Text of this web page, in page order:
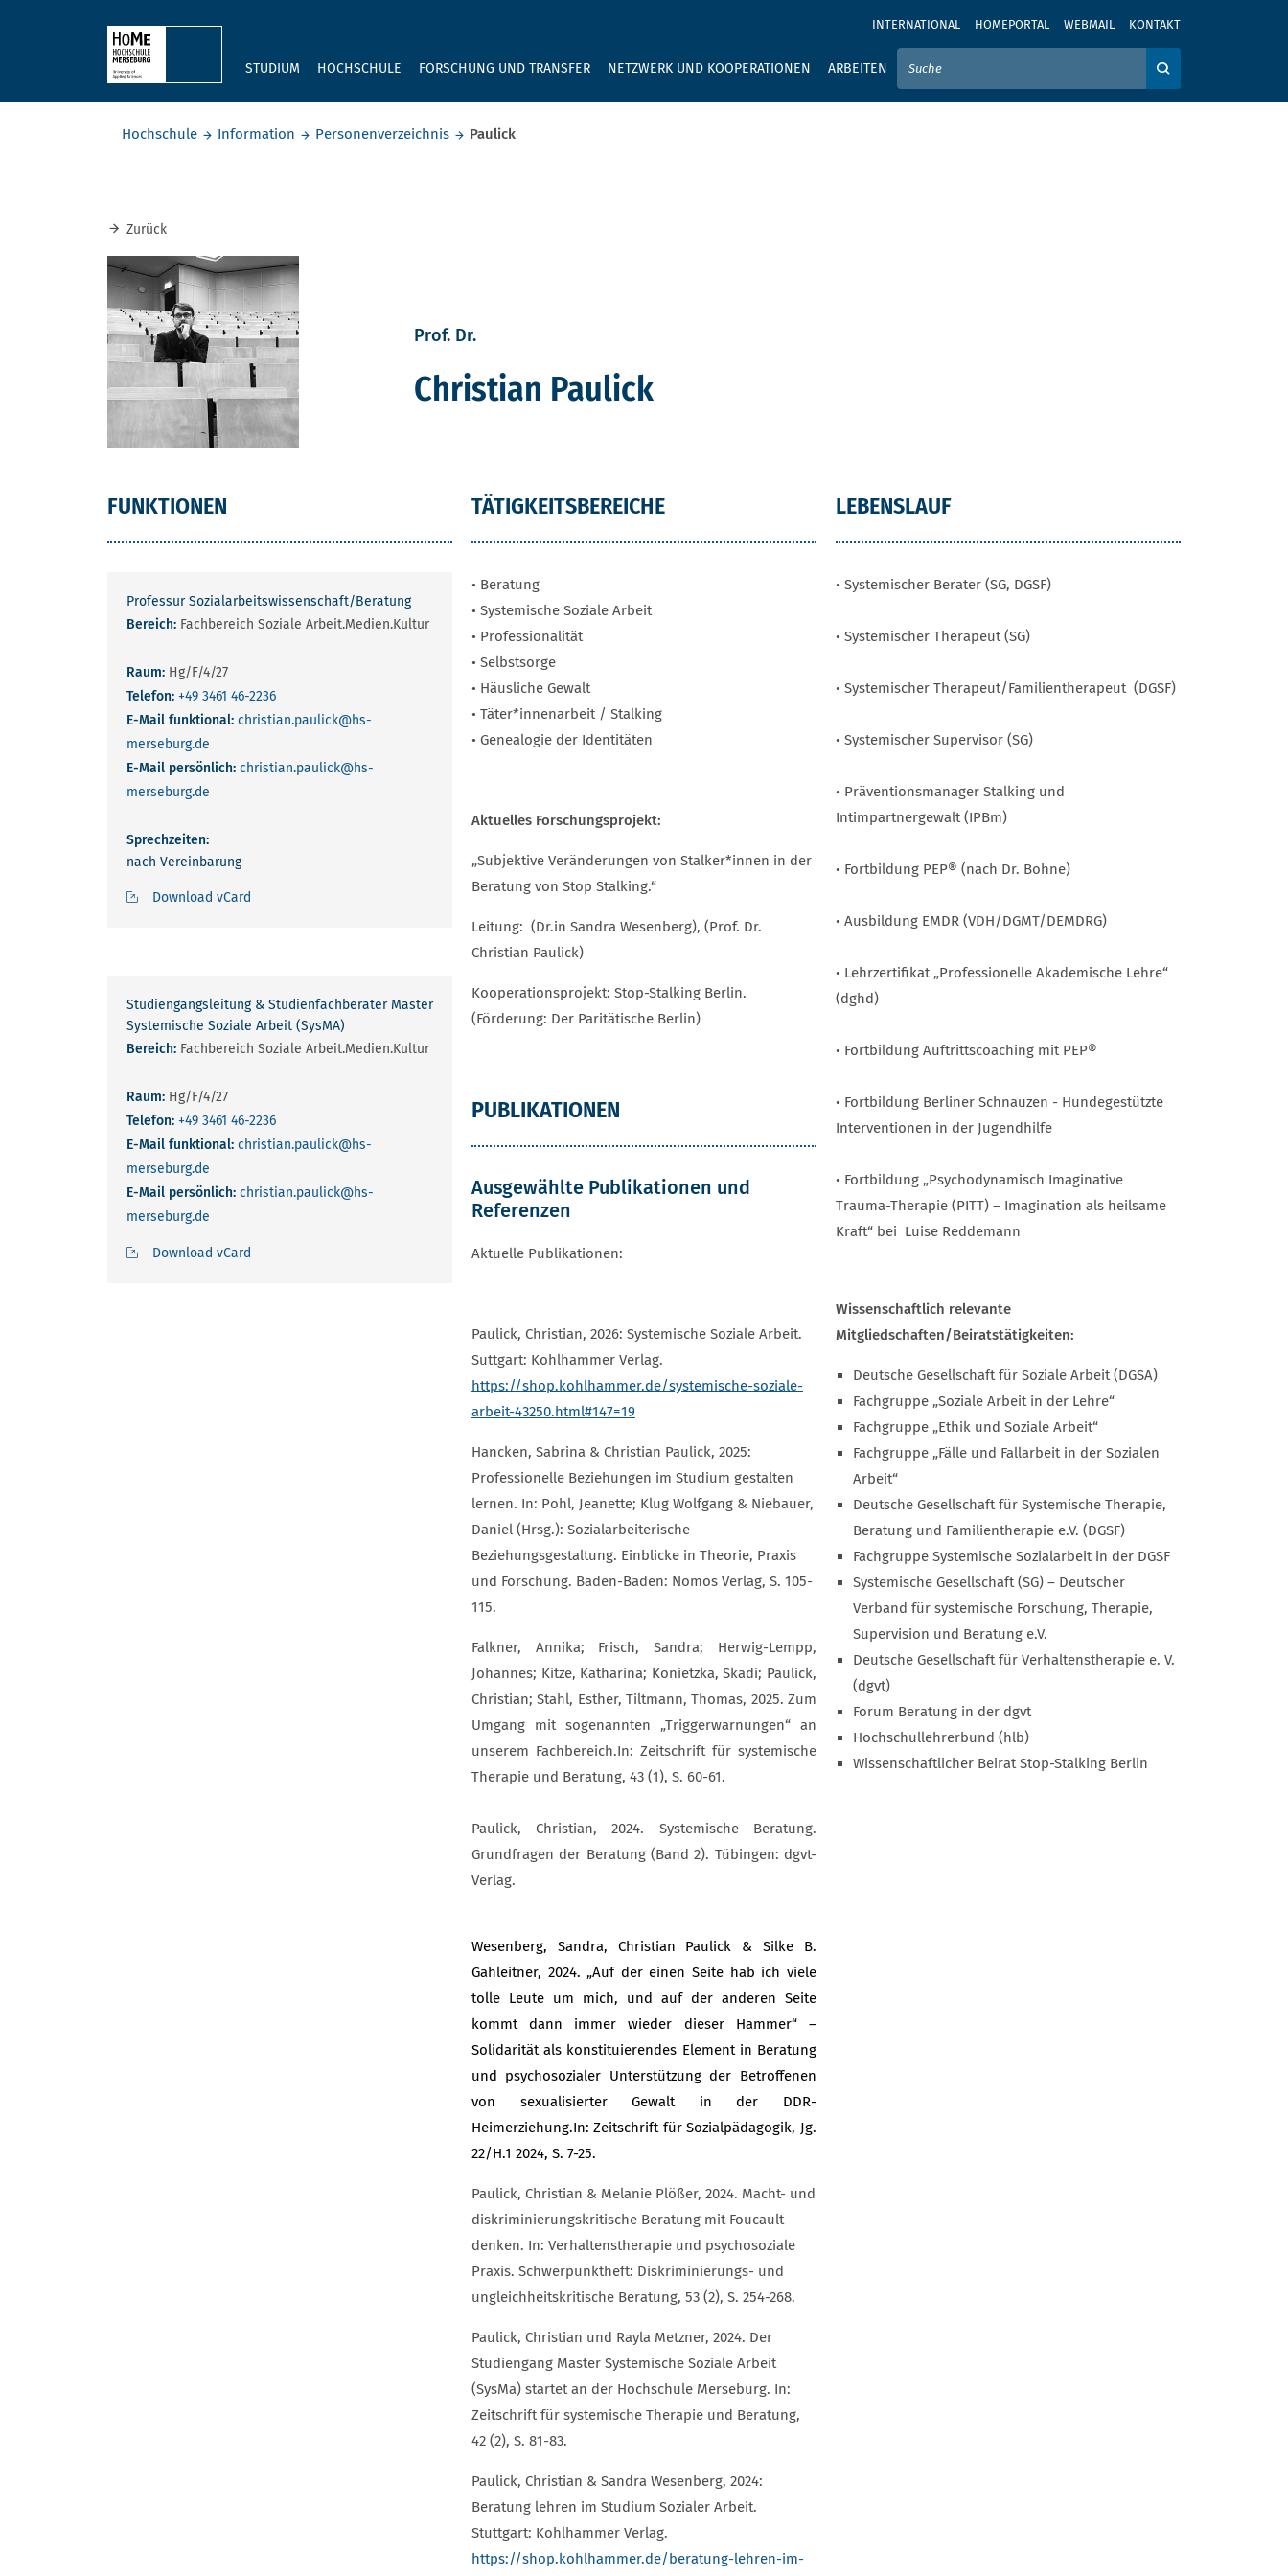
INTERNATIONAL HOMEPORTAL WEBMAIL KONTAKT
STUDIUM HOCHSCHULE FORSCHUNG UND TRANSFER NETZWERK UND KOOPERATIONEN ARBEITEN
GEBEN SIE HIER IHREN SUCHBEGRIFF EIN
Hochschule
Information Personenverzeichnis Paulick
Zurück
Prof. Dr.
Christian Paulick
FUNKTIONEN
Professur Sozialarbeitswissenschaft/Beratung
Bereich: Fachbereich Soziale Arbeit.Medien.Kultur
Raum: Hg/F/4/27
Telefon: +49 3461 46-2236
E-Mail funktional: christian.paulick@hs-
merseburg.de
E-Mail persönlich: christian.paulick@hs-
merseburg.de
Sprechzeiten:
nach Vereinbarung
Download vCard
Studiengangsleitung & Studienfachberater Master
Systemische Soziale Arbeit (SysMA)
Bereich: Fachbereich Soziale Arbeit.Medien.Kultur
Raum: Hg/F/4/27
Telefon: +49 3461 46-2236
E-Mail funktional: christian.paulick@hs-
merseburg.de
E-Mail persönlich: christian.paulick@hs-
merseburg.de
Download vCard
TÄTIGKEITSBEREICHE
• Beratung
• Systemische Soziale Arbeit
• Professionalität
• Selbstsorge
• Häusliche Gewalt
• Täter*innenarbeit / Stalking
• Genealogie der Identitäten
Aktuelles Forschungsprojekt:
„Subjektive Veränderungen von Stalker*innen in der
Beratung von Stop Stalking.“
Leitung: (Dr.in Sandra Wesenberg), (Prof. Dr.
Christian Paulick)
Kooperationsprojekt: Stop-Stalking Berlin.
(Förderung: Der Paritätische Berlin)
PUBLIKATIONEN
Ausgewählte Publikationen und
Referenzen
Aktuelle Publikationen:
Paulick, Christian, 2026: Systemische Soziale Arbeit.
Suttgart: Kohlhammer Verlag.
https://shop.kohlhammer.de/systemische-soziale-
arbeit-43250.html#147=19
Hancken, Sabrina & Christian Paulick, 2025:
Professionelle Beziehungen im Studium gestalten
lernen. In: Pohl, Jeanette; Klug Wolfgang & Niebauer,
Daniel (Hrsg.): Sozialarbeiterische
Beziehungsgestaltung. Einblicke in Theorie, Praxis
und Forschung. Baden-Baden: Nomos Verlag, S. 105-
115.
Falkner, Annika; Frisch, Sandra; Herwig-Lempp,
Johannes; Kitze, Katharina; Konietzka, Skadi; Paulick,
Christian; Stahl, Esther, Tiltmann, Thomas, 2025. Zum
Umgang mit sogenannten „Triggerwarnungen“ an
unserem Fachbereich.In: Zeitschrift für systemische
Therapie und Beratung, 43 (1), S. 60-61.
Paulick, Christian, 2024. Systemische Beratung.
Grundfragen der Beratung (Band 2). Tübingen: dgvt-
Verlag.
Wesenberg, Sandra, Christian Paulick & Silke B.
Gahleitner, 2024. „Auf der einen Seite hab ich viele
tolle Leute um mich, und auf der anderen Seite
kommt dann immer wieder dieser Hammer“ –
Solidarität als konstituierendes Element in Beratung
und psychosozialer Unterstützung der Betroffenen
von sexualisierter Gewalt in der DDR-
Heimerziehung.In: Zeitschrift für Sozialpädagogik, Jg.
22/H.1 2024, S. 7-25.
Paulick, Christian & Melanie Plößer, 2024. Macht- und
diskriminierungskritische Beratung mit Foucault
denken. In: Verhaltenstherapie und psychosoziale
Praxis. Schwerpunktheft: Diskriminierungs- und
ungleichheitskritische Beratung, 53 (2), S. 254-268.
Paulick, Christian und Rayla Metzner, 2024. Der
Studiengang Master Systemische Soziale Arbeit
(SysMa) startet an der Hochschule Merseburg. In:
Zeitschrift für systemische Therapie und Beratung,
42 (2), S. 81-83.
Paulick, Christian & Sandra Wesenberg, 2024:
Beratung lehren im Studium Sozialer Arbeit.
Stuttgart: Kohlhammer Verlag.
https://shop.kohlhammer.de/beratung-lehren-im-
LEBENSLAUF
• Systemischer Berater (SG, DGSF)
• Systemischer Therapeut (SG)
• Systemischer Therapeut/Familientherapeut (DGSF)
• Systemischer Supervisor (SG)
• Präventionsmanager Stalking und
Intimpartnergewalt (IPBm)
• Fortbildung PEP® (nach Dr. Bohne)
• Ausbildung EMDR (VDH/DGMT/DEMDRG)
• Lehrzertifikat „Professionelle Akademische Lehre“
(dghd)
• Fortbildung Auftrittscoaching mit PEP®
• Fortbildung Berliner Schnauzen - Hundegestützte
Interventionen in der Jugendhilfe
• Fortbildung „Psychodynamisch Imaginative
Trauma-Therapie (PITT) – Imagination als heilsame
Kraft“ bei Luise Reddemann
Wissenschaftlich relevante
Mitgliedschaften/Beiratstätigkeiten:
Deutsche Gesellschaft für Soziale Arbeit (DGSA)
Fachgruppe „Soziale Arbeit in der Lehre“
Fachgruppe „Ethik und Soziale Arbeit“
Fachgruppe „Fälle und Fallarbeit in der Sozialen
Arbeit“
Deutsche Gesellschaft für Systemische Therapie,
Beratung und Familientherapie e.V. (DGSF)
Fachgruppe Systemische Sozialarbeit in der DGSF
Systemische Gesellschaft (SG) – Deutscher
Verband für systemische Forschung, Therapie,
Supervision und Beratung e.V.
Deutsche Gesellschaft für Verhaltenstherapie e. V.
(dgvt)
Forum Beratung in der dgvt
Hochschullehrerbund (hlb)
Wissenschaftlicher Beirat Stop-Stalking Berlin